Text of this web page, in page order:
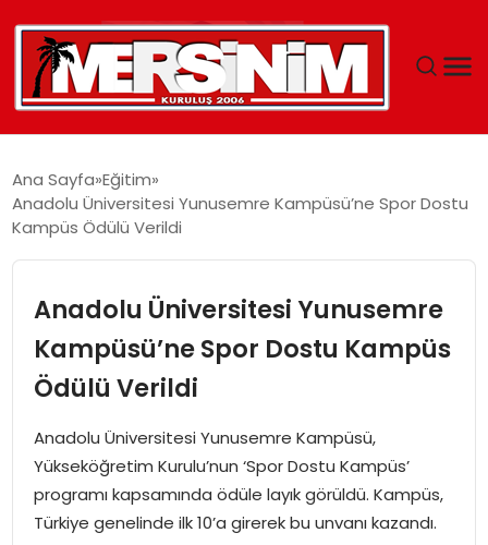
YAŞAM
EĞITIM
SPOR
EKONOMI
Ana Sayfa Eğitim
Anadolu Üniversitesi Yunusemre Kampüsü’ne Spor Dostu
Kampüs Ödülü Verildi
Anadolu Üniversitesi Yunusemre
Kampüsü’ne Spor Dostu Kampüs
Ödülü Verildi
Anadolu Üniversitesi Yunusemre Kampüsü,
Yükseköğretim Kurulu’nun ‘Spor Dostu Kampüs’
programı kapsamında ödüle layık görüldü. Kampüs,
Türkiye genelinde ilk 10’a girerek bu unvanı kazandı.